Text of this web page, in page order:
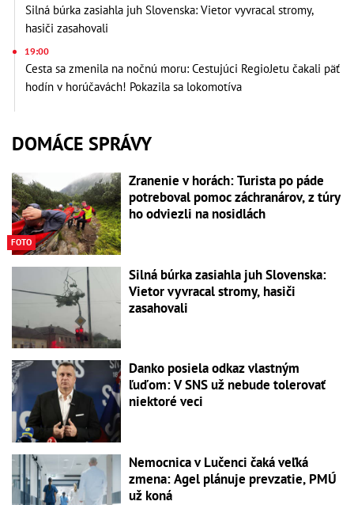
Silná búrka zasiahla juh Slovenska: Vietor vyvracal stromy,
hasiči zasahovali
19:00
Cesta sa zmenila na nočnú moru: Cestujúci RegioJetu čakali päť
hodín v horúčavách! Pokazila sa lokomotíva
DOMÁCE SPRÁVY
FOTO
Zranenie v horách: Turista po páde
potreboval pomoc záchranárov, z túry
ho odviezli na nosidlách
Silná búrka zasiahla juh Slovenska:
Vietor vyvracal stromy, hasiči
zasahovali
Danko posiela odkaz vlastným
ľuďom: V SNS už nebude tolerovať
niektoré veci
Nemocnica v Lučenci čaká veľká
zmena: Agel plánuje prevzatie, PMÚ
už koná